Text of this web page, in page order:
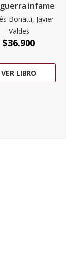
infame
Bonatti, Javier
Valdes
$36.900
VER LIBRO